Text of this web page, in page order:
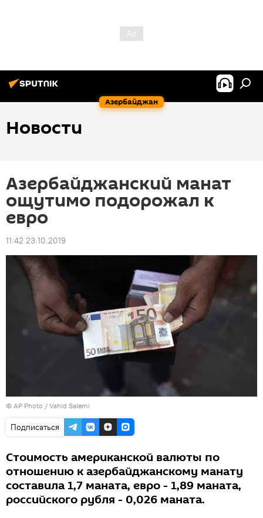
Азербайджан
Новости
Азербайджанский манат
ощутимо подорожал к
евро
11:42 23.10.2019
© AP Photo / Vahid Salemi
Подписаться
Стоимость американской валюты по
отношению к азербайджанскому манату
составила 1,7 маната, евро - 1,89 маната,
российского рубля - 0,026 маната.